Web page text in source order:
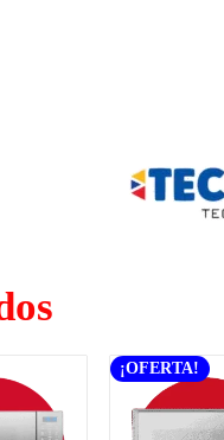
¡OFERTA!